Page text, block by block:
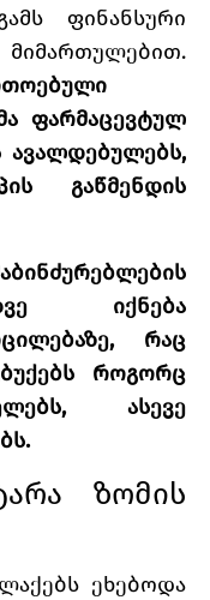
ფინანსური
ფარმაცევტულ
ავალდებულებს,
გაწმენდის
იქნება
რაც
როგორც
ასევე
ზომის
ეხებოდა